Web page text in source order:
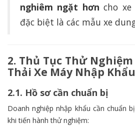
nghiêm ngặt hơn cho
đặc biệt là các mẫu xe
2. Thủ Tục Thử
Thải Xe Máy Nhập Khẩu
2.1. Hồ sơ cần chuẩn bị
Doanh nghiệp nhập khẩu cần chuẩn bị
khi tiến hành thử nghiệm: